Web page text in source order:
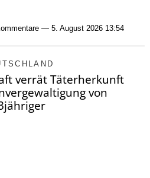
— 5. August 2026 13:54
verrät Täterherkunft
von